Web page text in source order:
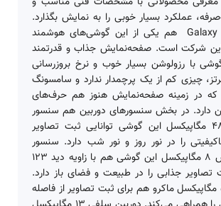
عملکرد بسیار خوبی را به نمایش بگذارد.
سامسونگ Galaxy A34 هم یکی از این گوشی‌های هوشمند
شرکت است. صفحه‌نمایش جذاب و قدرتمند
گوشی با رزولوشن بسیار خوب و نرخ بروزرسانی
120 هرتز، چیزی کم از یک پرچمدار ندارد و سامسونگ
که در زمینه صفحه‌نمایش هنوز هم حرف‌های
دارد. در بخش سنسور‌های دوربین هم سنسور
دوربین عریض 48 مگاپیکسل این گوشی توانایی ثبت تصاویر
را در نور روز و نور شب دارد. سنسور
دوربین فوق‌عریض 8 مگاپیکسل این گوشی هم با زاویه دید 123
تصاویر جذابی را در طبیعت و فضای باز دارد.
سنسور دوربین 5 مگاپیکسل ماکرو هم برای ثبت تصاویر از فاصله